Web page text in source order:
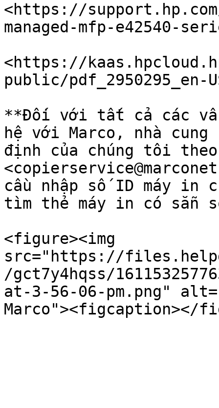
<https://
managed-mfp-e42540-
<https://
public/pdf_2950295_en-
**Đối với tất cả các
hệ với Marco, nhà
định của chúng tôi
cầu nhập số ID máy in
tìm thẻ máy in có sẵn
<figure><img
src="https://
/gct7y4hqss/
at-3-56-06-pm.png"